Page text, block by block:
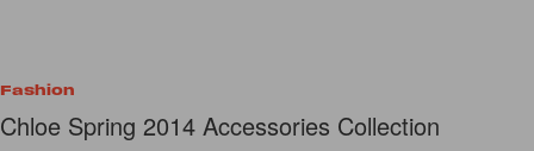
Fashion
Chloe Spring 2014 Accessories Collection